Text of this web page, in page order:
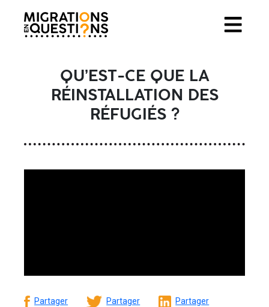
QU’EST-CE QUE LA
RÉINSTALLATION DES
RÉFUGIÉS ?
Partager Partager Partager